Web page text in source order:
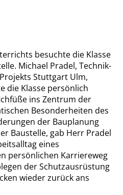
besuchte die Klasse
Michael Pradel, Technik-
Stuttgart Ulm,
die Klasse persönlich
ins Zentrum der
Besonderheiten des
der Bauplanung
Baustelle, gab Herr Pradel
eines
persönlichen Karriereweg
der Schutzausrüstung
wieder zurück ans